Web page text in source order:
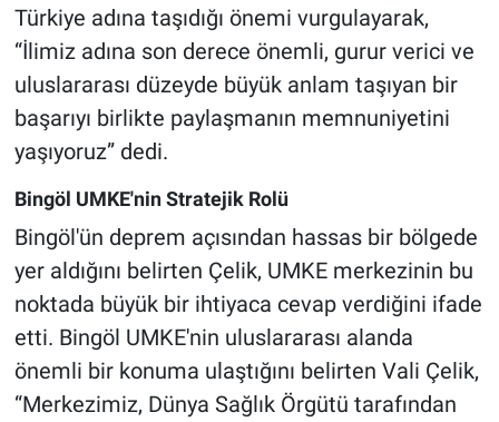
Türkiye adına taşıdığı önemi vurgulayarak,
“İlimiz adına son derece önemli, gurur verici ve
uluslararası düzeyde büyük anlam taşıyan bir
başarıyı birlikte paylaşmanın memnuniyetini
yaşıyoruz” dedi.
Bingöl UMKE'nin Stratejik Rolü
Bingöl'ün deprem açısından hassas bir bölgede
yer aldığını belirten Çelik, UMKE merkezinin bu
noktada büyük bir ihtiyaca cevap verdiğini ifade
etti. Bingöl UMKE'nin uluslararası alanda
önemli bir konuma ulaştığını belirten Vali Çelik,
“Merkezimiz, Dünya Sağlık Örgütü tarafından